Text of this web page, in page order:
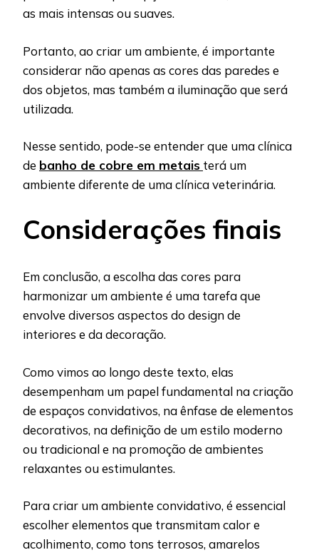
as mais intensas ou suaves.
Portanto, ao criar um ambiente, é importante
considerar não apenas as cores das paredes e
dos objetos, mas também a iluminação que será
utilizada.
Nesse sentido, pode-se entender que uma clínica
de banho de cobre em metais terá um
ambiente diferente de uma clínica veterinária.
Considerações finais
Em conclusão, a escolha das cores para
harmonizar um ambiente é uma tarefa que
envolve diversos aspectos do design de
interiores e da decoração.
Como vimos ao longo deste texto, elas
desempenham um papel fundamental na criação
de espaços convidativos, na ênfase de elementos
decorativos, na definição de um estilo moderno
ou tradicional e na promoção de ambientes
relaxantes ou estimulantes.
Para criar um ambiente convidativo, é essencial
escolher elementos que transmitam calor e
acolhimento, como tons terrosos, amarelos